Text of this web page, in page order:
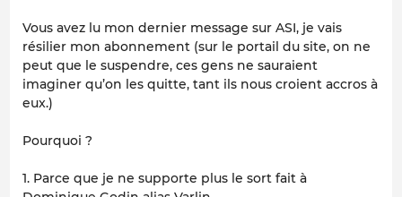
Vous avez lu mon dernier message sur ASI, je vais
résilier mon abonnement (sur le portail du site, on ne
peut que le suspendre, ces gens ne sauraient
imaginer qu’on les quitte, tant ils nous croient accros à
eux.)
Pourquoi ?
1. Parce que je ne supporte plus le sort fait à